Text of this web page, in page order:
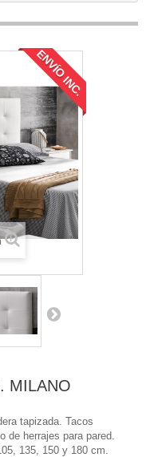
ENVÍO INC.
MILANO
tapizada. Tacos
de herrajes para pared.
135, 150 y 180 cm.